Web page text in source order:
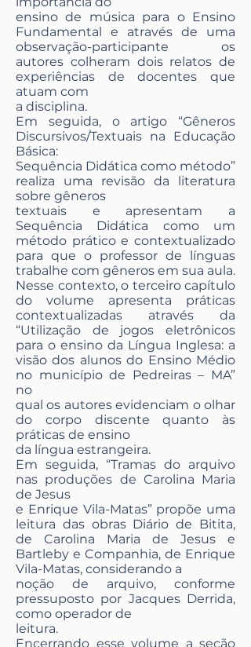
ensino de música para o Ensino
Fundamental e através de uma
observação-participante os
autores colheram dois relatos de
experiências de docentes que
atuam com
a disciplina.
Em seguida, o artigo “Gêneros
Discursivos/Textuais na Educação
Básica:
Sequência Didática como método”
realiza uma revisão da literatura
sobre gêneros
textuais e apresentam a
Sequência Didática como um
método prático e contextualizado
para que o professor de línguas
trabalhe com gêneros em sua aula.
Nesse contexto, o terceiro capítulo
do volume apresenta práticas
contextualizadas através da
“Utilização de jogos eletrônicos
para o ensino da Língua Inglesa: a
visão dos alunos do Ensino Médio
no município de Pedreiras – MA”
no
qual os autores evidenciam o olhar
do corpo discente quanto às
práticas de ensino
da língua estrangeira.
Em seguida, “Tramas do arquivo
nas produções de Carolina Maria
de Jesus
e Enrique Vila-Matas” propõe uma
leitura das obras Diário de Bitita,
de Carolina Maria de Jesus e
Bartleby e Companhia, de Enrique
Vila-Matas, considerando a
noção de arquivo, conforme
pressuposto por Jacques Derrida,
como operador de
leitura.
Encerrando esse volume a seção